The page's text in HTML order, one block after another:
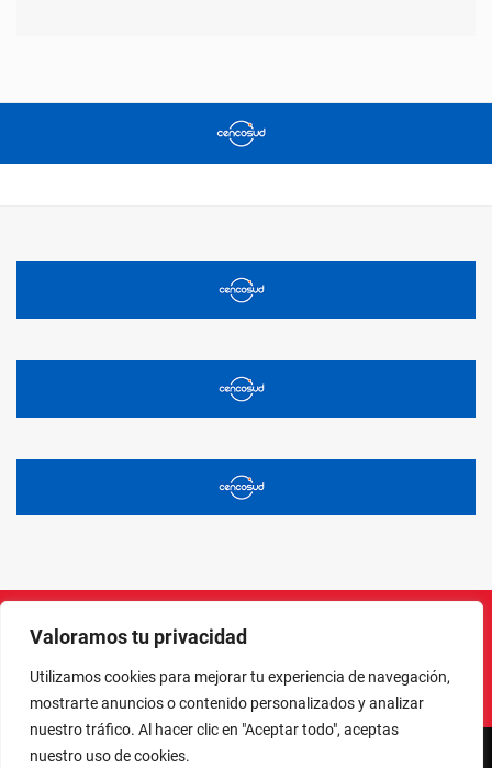
Valoramos tu privacidad
Utilizamos cookies para mejorar tu experiencia de navegación,
mostrarte anuncios o contenido personalizados y analizar
nuestro tráfico. Al hacer clic en "Aceptar todo", aceptas
nuestro uso de cookies.
InstagramFacebook
X